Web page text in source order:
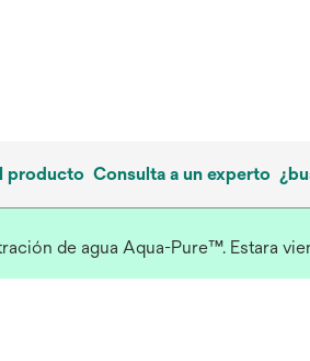
producto Consulta a un experto
de agua Aqua-Pure™. Estara